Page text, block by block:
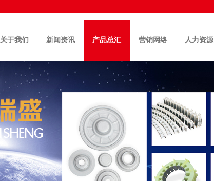
关于我们 新闻资讯 产品总汇 营销网络 人力资源